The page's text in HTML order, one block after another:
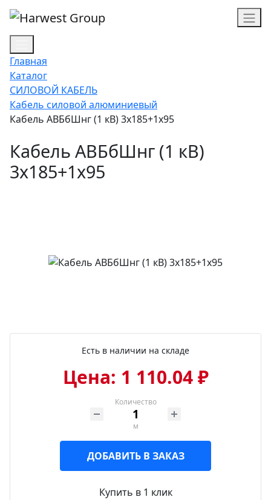
Главная
Каталог
СИЛОВОЙ КАБЕЛЬ
Кабель силовой алюминиевый
Кабель АВБбШнг (1 кВ) 3х185+1х95
Кабель АВБбШнг (1 кВ)
3х185+1х95
Есть в наличии на складе
Цена: 1 110.04 ₽
Количество
м
ДОБАВИТЬ В ЗАКАЗ
Купить в 1 клик